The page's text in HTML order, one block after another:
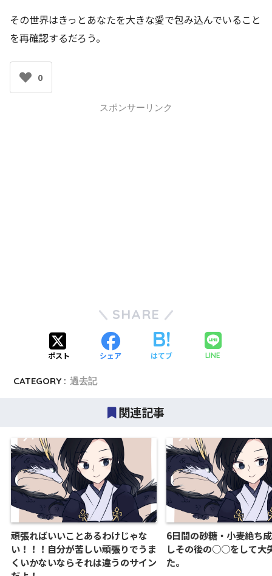
その世界はきっとあなたを大きな愛で包み込んでいること
を再確認するだろう。
0
スポンサーリンク
SHARE
ポスト シェア はてブ LINE
CATEGORY : 過去記
関連記事
頑張ればいいことあるわけじゃな
い！！！自分が苦しい頑張りでうま
くいかないならそれは違うのサイン
6日間の砂糖・小麦絶ち
しその後の○○をして大
た。